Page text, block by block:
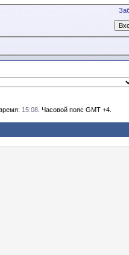
15:08 . Часовой пояс GMT +4.